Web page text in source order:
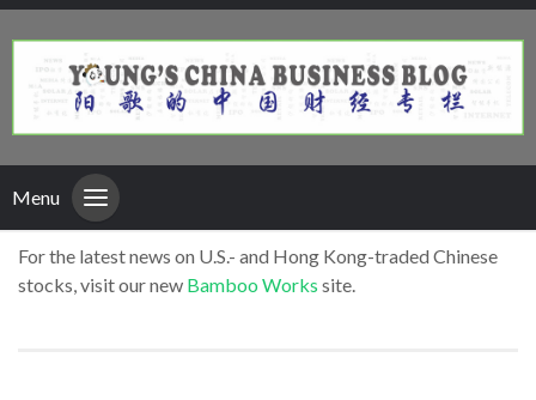
Menu
For the latest news on U.S.- and Hong Kong-traded Chinese
stocks, visit our new Bamboo Works site.